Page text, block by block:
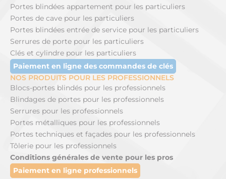
Portes blindées appartement pour les particuliers
Portes de cave pour les particuliers
Portes blindées entrée de service pour les particuliers
Serrures de porte pour les particuliers
Clés et cylindre pour les particuliers
Paiement en ligne des commandes de clés
NOS PRODUITS POUR LES PROFESSIONNELS
Blocs-portes blindés pour les professionnels
Blindages de portes pour les professionnels
Serrures pour les professionnels
Portes métalliques pour les professionnels
Portes techniques et façades pour les professionnels
Tôlerie pour les professionnels
Conditions générales de vente pour les pros
Paiement en ligne professionnels